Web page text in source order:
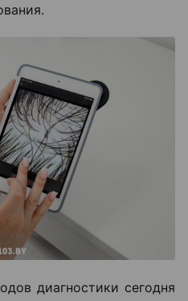
диагностики сегодня